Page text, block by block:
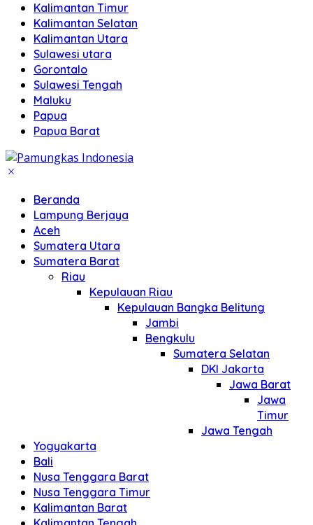
Kalimantan Timur
Kalimantan Selatan
Kalimantan Utara
Sulawesi utara
Gorontalo
Sulawesi Tengah
Maluku
Papua
Papua Barat
Beranda
Lampung Berjaya
Aceh
Sumatera Utara
Sumatera Barat
Riau
Kepulauan Riau
Kepulauan Bangka Belitung
Jambi
Bengkulu
Sumatera Selatan
DKI Jakarta
Jawa Barat
Jawa
Timur
Jawa Tengah
Yogyakarta
Bali
Nusa Tenggara Barat
Nusa Tenggara Timur
Kalimantan Barat